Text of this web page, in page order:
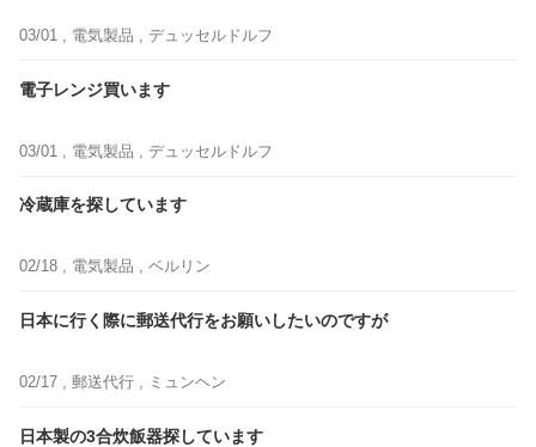
03/01 , 電気製品 , デュッセルドルフ
電子レンジ買います
03/01 , 電気製品 , デュッセルドルフ
冷蔵庫を探しています
02/18 , 電気製品 , ベルリン
日本に行く際に郵送代行をお願いしたいのですが
02/17 , 郵送代行 , ミュンヘン
日本製の3合炊飯器探しています